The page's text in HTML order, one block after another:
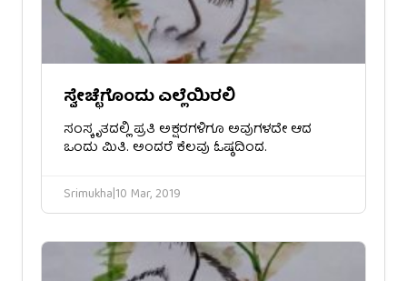
ಸ್ವೇಚ್ಛೆಗೊಂದು ಎಲ್ಲೆಯಿರಲಿ
ಸಂಸ್ಕೃತದಲ್ಲಿ ಪ್ರತಿ ಅಕ್ಷರಗಳಿಗೂ ಅವುಗಳದೇ ಆದ
ಒಂದು ಮಿತಿ. ಅಂದರೆ ಕೆಲವು ಓಷ್ಠದಿಂದ.
Srimukha|10 Mar, 2019